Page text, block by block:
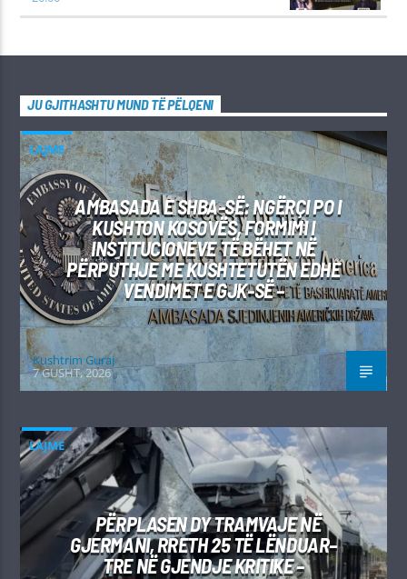
JU GJITHASHTU MUND TË PËLQENI
LAJME
AMBASADA E SHBA-SË: NGËRÇI PO I
KUSHTON KOSOVËS, FORMIMI I
INSTITUCIONEVE TË BËHET NË
PËRPUTHJE ME KUSHTETUTËN EDHE
VENDIMET E GJK-SË –
Kushtrim Guraj
7 GUSHT, 2026
LAJME
PËRPLASEN DY TRAMVAJE NË
GJERMANI, RRETH 25 TË LËNDUAR–
TRE NË GJENDJE KRITIKE –